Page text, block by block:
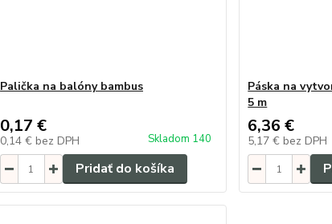
Palička na balóny bambus
0,17 €
0,14 € bez DPH Skladom 140
Pridať do košíka
Páska na
5 m
6,36 €
5,17 € bez DPH